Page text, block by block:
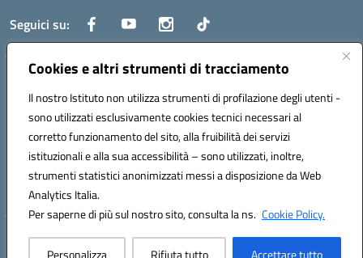
Cookies e altri strumenti di tracciamento
Il nostro Istituto non utilizza strumenti di profilazione degli utenti -
sono utilizzati esclusivamente cookies tecnici necessari al
corretto funzionamento del sito, alla fruibilità dei servizi
istituzionali e alla sua accessibilità – sono utilizzati, inoltre,
strumenti statistici anonimizzati messi a disposizione da Web
Analytics Italia.
Per saperne di più sul nostro sito, consulta la ns. Cookie Policy.
Personalizza Rifiuta tutto Accettare tutto
Seguici su:
Centralino:0885.426034 Email:FGTD02000P@istruzione.it
Posta elettronica certificata (PEC):fgtd02000p@pec.istruzione.it
Codice fiscale: 81002930717
Codice meccanografico:FGTD02000P
Codice unico di fatturazione (CUF): UFUN7Y
Hosting & Powered by 3D Solution S.r.l.